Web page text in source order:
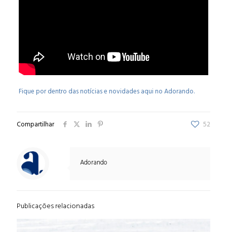
Fique por dentro das notícias e novidades aqui no Adorando.
Compartilhar 52
Adorando
Publicações relacionadas